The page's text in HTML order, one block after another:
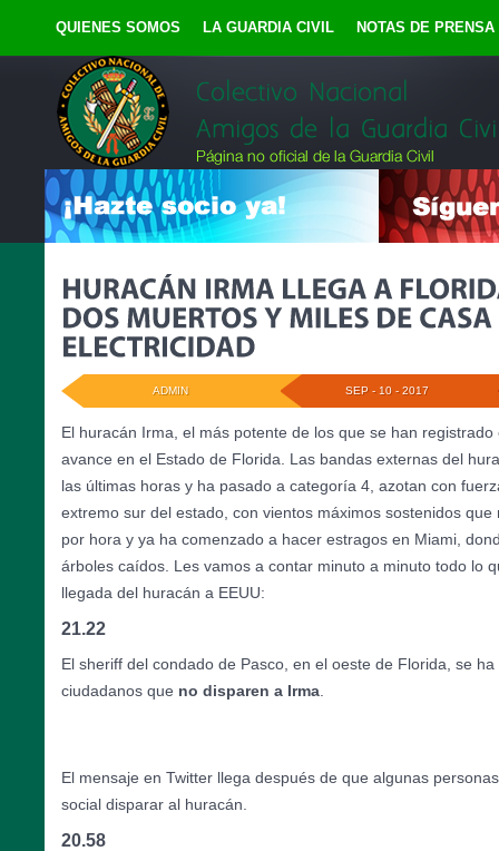
QUIENES SOMOS LA GUARDIA CIVIL NOTAS DE PRENSA
SEP - 10 - 2017
ADMIN
El huracán Irma, el más potente de los que se han
avance en el Estado de Florida. Las bandas externas del
las últimas horas y ha pasado a categoría 4, azotan con
extremo sur del estado, con vientos máximos sostenidos
por hora y ya ha comenzado a hacer estragos en Miami,
árboles caídos. Les vamos a contar minuto a minuto todo lo
llegada del huracán a EEUU:
21.22
El sheriff del condado de Pasco, en el oeste de Florida, se
ciudadanos que no disparen a Irma
El mensaje en Twitter llega después de que algunas
social disparar al huracán.
20.58